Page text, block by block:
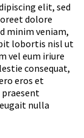
elit, sed
dolore
minim veniam,
lobortis nisl ut
vel eum iriure
consequat,
eros et
praesent
nulla